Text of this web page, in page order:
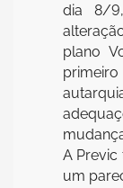
dia 8/
plano
A Previc
um